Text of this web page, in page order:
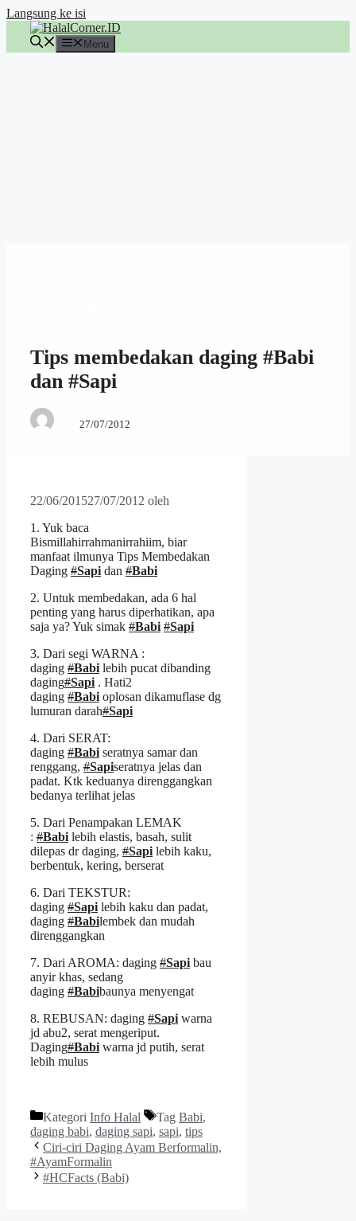
Langsung ke isi
Menu
Tips membedakan daging ‪#Babi‬
dan ‪#Sapi‬
27/07/2012
22/06/201527/07/2012 oleh
1. Yuk baca
Bismillahirrahmanirrahiim, biar
manfaat ilmunya Tips Membedakan
Daging #Sapi dan #Babi
2. Untuk membedakan, ada 6 hal
penting yang harus diperhatikan, apa
saja ya? Yuk simak #Babi #Sapi
3. Dari segi WARNA :
daging #Babi lebih pucat dibanding
daging#Sapi . Hati2
daging #Babi oplosan dikamuflase dg
lumuran darah#Sapi
4. Dari SERAT:
daging #Babi seratnya samar dan
renggang, #Sapiseratnya jelas dan
padat. Ktk keduanya direnggangkan
bedanya terlihat jelas
5. Dari Penampakan LEMAK
: #Babi lebih elastis, basah, sulit
dilepas dr daging, #Sapi lebih kaku,
berbentuk, kering, berserat
6. Dari TEKSTUR:
daging #Sapi lebih kaku dan padat,
daging #Babilembek dan mudah
direnggangkan
7. Dari AROMA: daging #Sapi bau
anyir khas, sedang
daging #Babibaunya menyengat
8. REBUSAN: daging #Sapi warna
jd abu2, serat mengeriput.
Daging#Babi warna jd putih, serat
lebih mulus
Kategori Info Halal Tag Babi,
daging babi, daging sapi, sapi, tips
Ciri-ciri Daging Ayam Berformalin,
‪#AyamFormalin
‪#HCFacts‬ (Babi)